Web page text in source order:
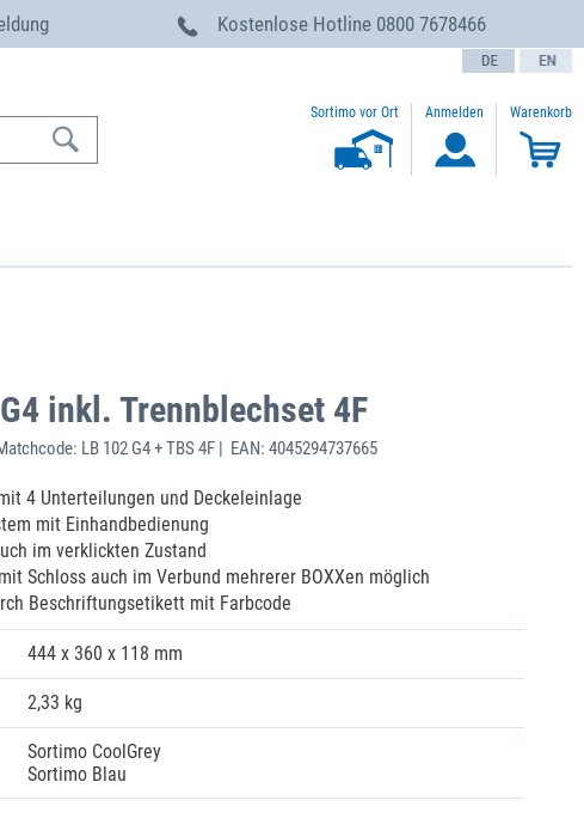
Kostenlose Hotline 0800 7678466
text.language
Sortimo vor Ort Anmelden Warenkorb
inkl. Trennblechset 4F
LB 102 G4 + TBS 4F | EAN: 4045294737665
4 Unterteilungen und Deckeleinlage
mit Einhandbedienung
im verklickten Zustand
Schloss auch im Verbund mehrerer BOXXen möglich
Beschriftungsetikett mit Farbcode
444 x 360 x 118 mm
2,33 kg
Sortimo CoolGrey
Sortimo Blau